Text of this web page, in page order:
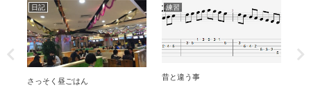
日記
さっそく昼ごはん
練習
昔と違う事